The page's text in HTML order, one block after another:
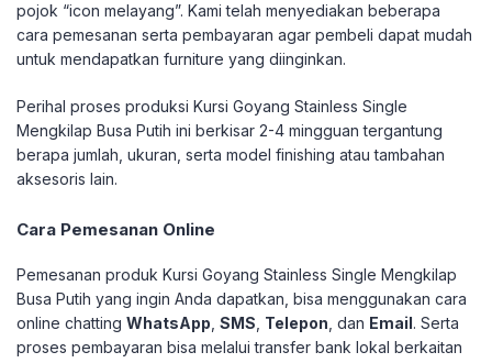
pojok “icon melayang”. Kami telah menyediakan beberapa
cara pemesanan serta pembayaran agar pembeli dapat mudah
untuk mendapatkan furniture yang diinginkan.
Perihal proses produksi Kursi Goyang Stainless Single
Mengkilap Busa Putih ini berkisar 2-4 mingguan tergantung
berapa jumlah, ukuran, serta model finishing atau tambahan
aksesoris lain.
Cara Pemesanan Online
Pemesanan produk Kursi Goyang Stainless Single Mengkilap
Busa Putih yang ingin Anda dapatkan, bisa menggunakan cara
online chatting WhatsApp SMS Telepon , dan Email. Serta
proses pembayaran bisa melalui transfer bank lokal berkaitan